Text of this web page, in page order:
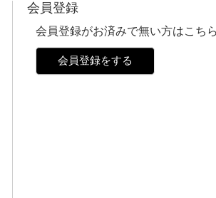
会員登録
会員登録がお済みで無い方はこち
会員登録をする